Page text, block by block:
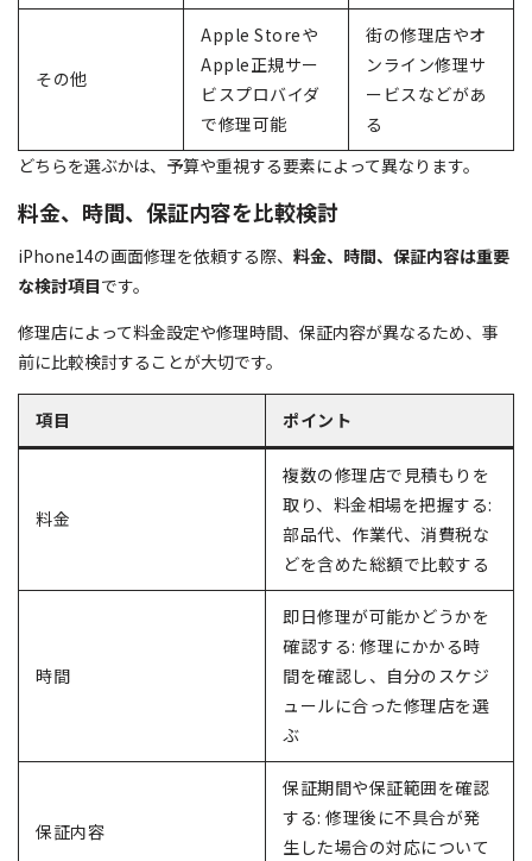
その他
Apple Storeや
Apple正規サー
ビスプロバイダ
で修理可能
街の修理店やオ
ンライン修理サ
ービスなどがあ
る
どちらを選ぶかは、予算や重視する要素によって異なります。
料金、時間、保証内容を比較検討
iPhone14の画面修理を依頼する際、 料金、時間、保証内容は重要
な検討項目です。
修理店によって料金設定や修理時間、保証内容が異なるため、事
前に比較検討することが大切です。
項目 ポイント
料金
複数の修理店で見積もりを
取り、料金相場を把握する:
部品代、作業代、消費税な
どを含めた総額で比較する
時間
即日修理が可能かどうかを
確認する: 修理にかかる時
間を確認し、自分のスケジ
ュールに合った修理店を選
ぶ
保証内容
保証期間や保証範囲を確認
する: 修理後に不具合が発
生した場合の対応について